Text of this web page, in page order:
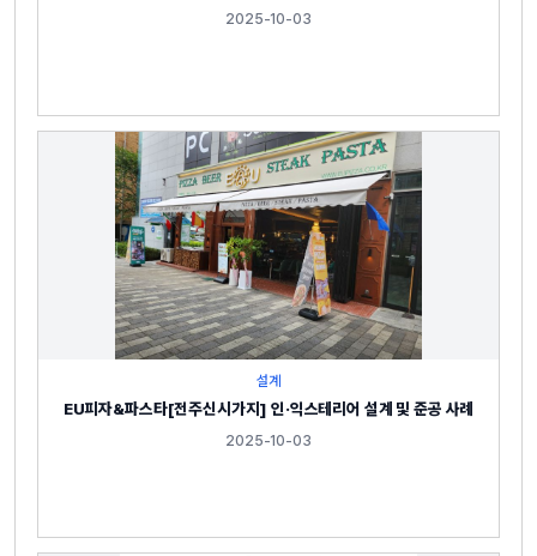
2025-10-03
설계
EU피자&파스타[전주신시가지] 인·익스테리어 설계 및 준공 사례
2025-10-03